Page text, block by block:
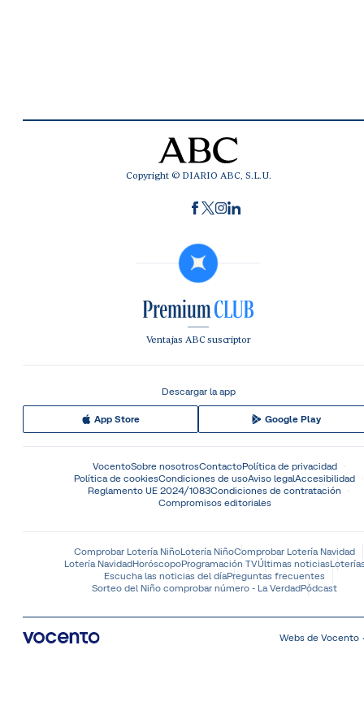
Copyright © DIARIO ABC, S.L.U.
Ventajas ABC suscriptor
Descargar la app
App Store Google Play
VocentoSobre nosotrosContactoPolítica de privacidad
Política de cookiesCondiciones de usoAviso legalAccesibilidad
Reglamento UE 2024/1083Condiciones de contratación
Compromisos editoriales
Comprobar Lotería NiñoLotería NiñoComprobar Lotería Navidad
Lotería NavidadHoróscopoProgramación TVÚltimas noticias
Escucha las noticias del díaPreguntas frecuentes
Sorteo del Niño comprobar número - La VerdadPódcast
Webs de Vocento